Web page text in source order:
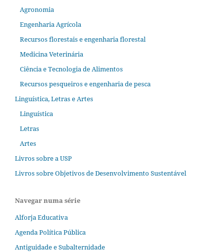
Agronomia
Engenharia Agrícola
Recursos florestais e engenharia florestal
Medicina Veterinária
Ciência e Tecnologia de Alimentos
Recursos pesqueiros e engenharia de pesca
Linguística, Letras e Artes
Linguística
Letras
Artes
Livros sobre a USP
Livros sobre Objetivos de Desenvolvimento Sustentável
Navegar numa série
Alforja Educativa
Agenda Política Pública
Antiguidade e Subalternidade